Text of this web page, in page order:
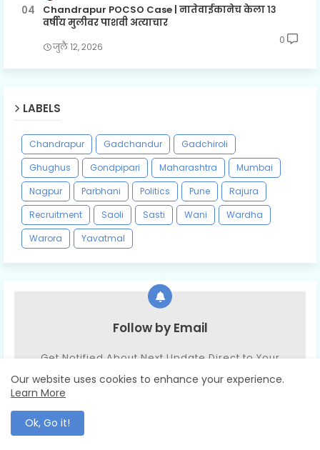
Chandrapur POCSO Case | नातेवाईकानेच केला १३
वर्षीय मुलीवर पाशवी अत्याचार
जुलै १२, २०२६
0
LABELS
Chandrapur Gadchandur
Gadchiroli
Ghughus
Gondpipari Maharashtra
Mumbai
Nagpur
Parbhani Politics Pune
Rajura
Recruitment
Saoli Sasti Wani
Wardha
Warora
Yavatmal
Follow by Email
Get Notified About Next Update Direct to Your
Our website uses cookies to enhance your experience.
Learn More
Ok, Go it!